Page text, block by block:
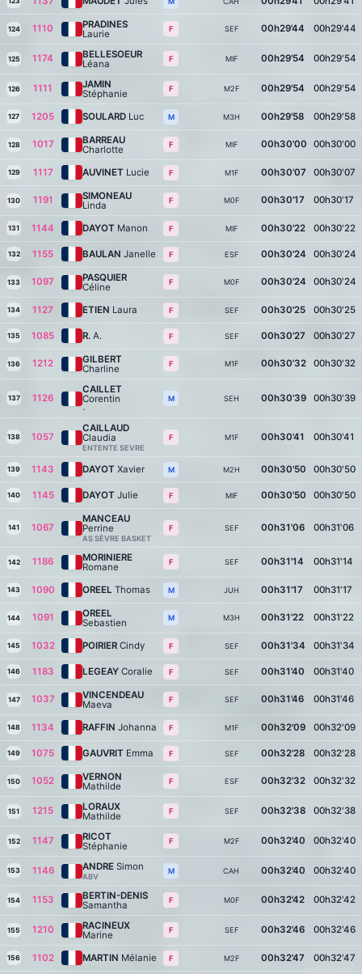
124 1110
PRADINES
Laurie
F SEF 00h29'44 00h29'44
125 1174
BELLESOEUR
Léana
F MIF 00h29'54 00h29'54
126 1111
JAMIN
Stéphanie
F M2F 00h29'54 00h29'54
127 1205 SOULARD Luc M M3H 00h29'58 00h29'58
128 1017
BARREAU
Charlotte
F MIF 00h30'00 00h30'00
129 1117 AUVINET Lucie F M1F 00h30'07 00h30'07
130 1191
SIMONEAU
Linda
F M0F 00h30'17 00h30'17
131 1144 DAYOT Manon F MIF 00h30'22 00h30'22
132 1155 BAULAN Janelle F ESF 00h30'24 00h30'24
133 1097
PASQUIER
Céline
F M0F 00h30'24 00h30'24
134 1127 ETIEN Laura F SEF 00h30'25 00h30'25
135 1085 R. A. F SEF 00h30'27 00h30'27
136 1212
GILBERT
Charline
F M1F 00h30'32 00h30'32
137 1126
CAILLET
Corentin
-
M SEH 00h30'39 00h30'39
138 1057
CAILLAUD
Claudia
ENTENTE SEVRE
F M1F 00h30'41 00h30'41
139 1143 DAYOT Xavier M M2H 00h30'50 00h30'50
140 1145 DAYOT Julie F MIF 00h30'50 00h30'50
141 1067
MANCEAU
Perrine
AS SÈVRE BASKET
F SEF 00h31'06 00h31'06
142 1186
MORINIERE
Romane
F SEF 00h31'14 00h31'14
143 1090 OREEL Thomas M JUH 00h31'17 00h31'17
144 1091
OREEL
Sebastien
M M3H 00h31'22 00h31'22
145 1032 POIRIER Cindy F SEF 00h31'34 00h31'34
146 1183 LEGEAY Coralie F SEF 00h31'40 00h31'40
147 1037
VINCENDEAU
Maeva
F SEF 00h31'46 00h31'46
148 1134 RAFFIN Johanna F M1F 00h32'09 00h32'09
149 1075 GAUVRIT Emma F SEF 00h32'28 00h32'28
150 1052
VERNON
Mathilde
F ESF 00h32'32 00h32'32
151 1215
LORAUX
Mathilde
F SEF 00h32'38 00h32'38
152 1147
RICOT
Stéphanie
F M2F 00h32'40 00h32'40
153 1146 ANDRE Simon
ABV
M CAH 00h32'40 00h32'40
154 1153
BERTIN-DENIS
Samantha
F M0F 00h32'42 00h32'42
155 1210
RACINEUX
Marine
F SEF 00h32'46 00h32'46
156 1102 MARTIN Mélanie F M2F 00h32'47 00h32'47